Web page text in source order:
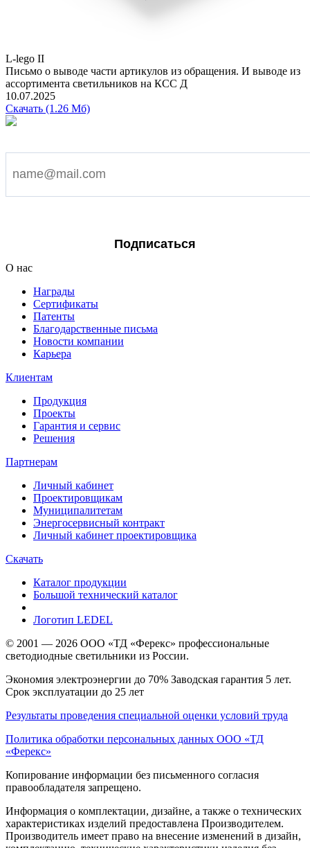
L-lego II
Письмо о выводе части артикулов из обращения. И выводе из
ассортимента светильников на КСС Д
10.07.2025
Скачать (1.26 Мб)
Подписаться
О нас
Награды
Сертификаты
Патенты
Благодарственные письма
Новости компании
Карьера
Клиентам
Продукция
Проекты
Гарантия и сервис
Решения
Партнерам
Личный кабинет
Проектировщикам
Муниципалитетам
Энергосервисный контракт
Личный кабинет проектировщика
Скачать
Каталог продукции
Большой технический каталог
Логотип LEDEL
© 2001 — 2026 ООО «ТД «Ферекс» профессиональные
светодиодные светильники из России.
Экономия электроэнергии до 70% Заводская гарантия 5 лет.
Срок эксплуатации до 25 лет
Результаты проведения специальной оценки условий труда
Политика обработки персональных данных ООО «ТД
«Ферекс»
Копирование информации без письменного согласия
правообладателя запрещено.
Информация о комплектации, дизайне, а также о технических
характеристиках изделий предоставлена Производителем.
Производитель имеет право на внесение изменений в дизайн,